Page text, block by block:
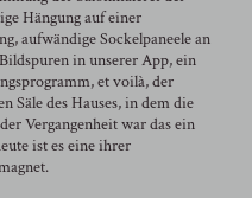
Hängung auf einer
aufwändige Sockelpaneele an
in unserer App, ein
et voilà, der
Säle des Hauses, in dem die
Vergangenheit war das ein
ist es eine ihrer